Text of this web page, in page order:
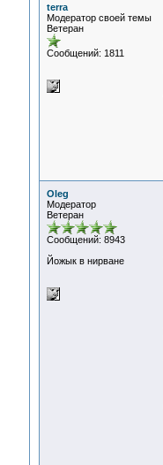
terra
Модератор своей темы
Ветеран
Сообщений: 1811
Oleg
Модератор
Ветеран
Сообщений: 8943
Йожык в нирване